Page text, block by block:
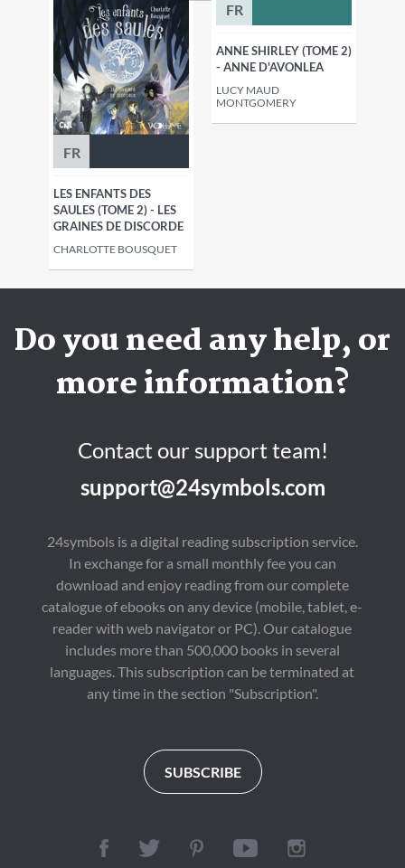
FR
LES ENFANTS DES
SAULES (TOME 2) - LES
GRAINES DE DISCORDE
CHARLOTTE BOUSQUET
FR
ANNE SHIRLEY (TOME 2)
- ANNE D'AVONLEA
LUCY MAUD
MONTGOMERY
Do you need any help, or
more information?
Contact our support team!
support@24symbols.com
24symbols is a digital reading subscription service.
In exchange for a small monthly fee you can
download and enjoy reading from our complete
catalogue of ebooks on any device (mobile, tablet, e-
reader with web navigator or PC). Our catalogue
includes more than 500,000 books in several
languages. This subscription can be terminated at
any time in the section "Subscription".
SUBSCRIBE